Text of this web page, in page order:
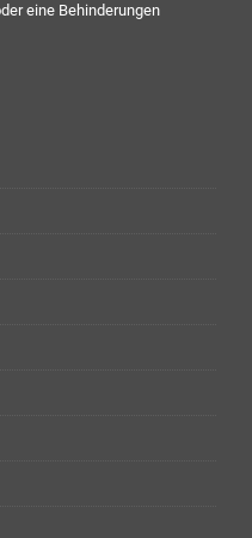
eine Behinderungen